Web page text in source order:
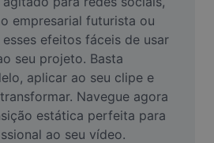
ao Vídeo
empresarial futurista ou
efeitos fáceis de usar
seu projeto. Basta
aplicar ao seu clipe e
Navegue agora
estática perfeita para
ao seu vídeo.